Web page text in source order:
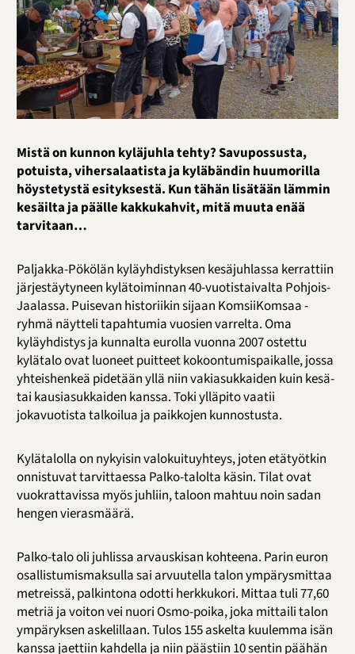
Mistä on kunnon kyläjuhla tehty? Savupossusta,
potuista, vihersalaatista ja kyläbändin huumorilla
höystetystä esityksestä. Kun tähän lisätään lämmin
kesäilta ja päälle kakkukahvit, mitä muuta enää
tarvitaan…
Paljakka-Pökölän kyläyhdistyksen kesäjuhlassa kerrattiin
järjestäytyneen kylätoiminnan 40-vuotistaivalta Pohjois-
Jaalassa. Puisevan historiikin sijaan KomsiiKomsaa -
ryhmä näytteli tapahtumia vuosien varrelta. Oma
kyläyhdistys ja kunnalta eurolla vuonna 2007 ostettu
kylätalo ovat luoneet puitteet kokoontumispaikalle, jossa
yhteishenkeä pidetään yllä niin vakiasukkaiden kuin kesä-
tai kausiasukkaiden kanssa. Toki ylläpito vaatii
jokavuotista talkoilua ja paikkojen kunnostusta.
Kylätalolla on nykyisin valokuituyhteys, joten etätyötkin
onnistuvat tarvittaessa Palko-talolta käsin. Tilat ovat
vuokrattavissa myös juhliin, taloon mahtuu noin sadan
hengen vierasmäärä.
Palko-talo oli juhlissa arvauskisan kohteena. Parin euron
osallistumismaksulla sai arvuutella talon ympärysmittaa
metreissä, palkintona odotti herkkukori. Mittaa tuli 77,60
metriä ja voiton vei nuori Osmo-poika, joka mittaili talon
ympäryksen askelillaan. Tulos 155 askelta kuulemma isän
kanssa jaettiin kahdella ja niin päästiin 10 sentin päähän